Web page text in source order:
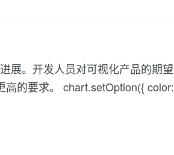
展。开发人员对可视化产品的期望
的要求。 chart.setOption({ color: